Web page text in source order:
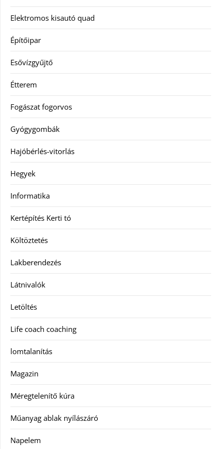
Elektromos kisautó quad
Építőipar
Esővízgyűjtő
Étterem
Fogászat fogorvos
Gyógygombák
Hajóbérlés-vitorlás
Hegyek
Informatika
Kertépítés Kerti tó
Költöztetés
Lakberendezés
Látnivalók
Letöltés
Life coach coaching
lomtalanítás
Magazin
Méregtelenítő kúra
Műanyag ablak nyílászáró
Napelem